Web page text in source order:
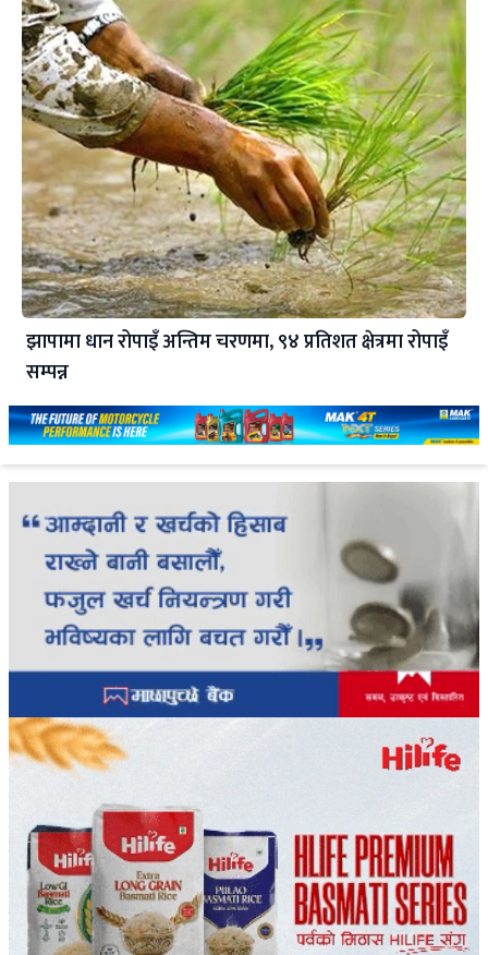
झापामा धान रोपाइँ अन्तिम चरणमा, ९४ प्रतिशत क्षेत्रमा रोपाइँ
सम्पन्न